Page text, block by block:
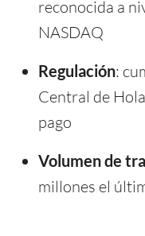
reconocida a
NASDAQ
Regulación:
Central de
pago
Volumen de
millones el